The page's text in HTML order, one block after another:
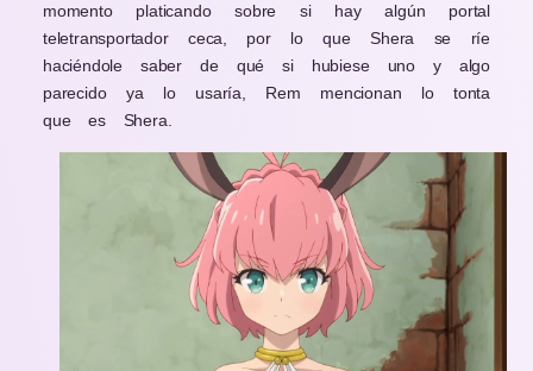
momento platicando sobre si hay algún portal
teletransportador ceca, por lo que Shera se ríe
haciéndole saber de qué si hubiese uno y algo
parecido ya lo usaría, Rem mencionan lo tonta
que es Shera.